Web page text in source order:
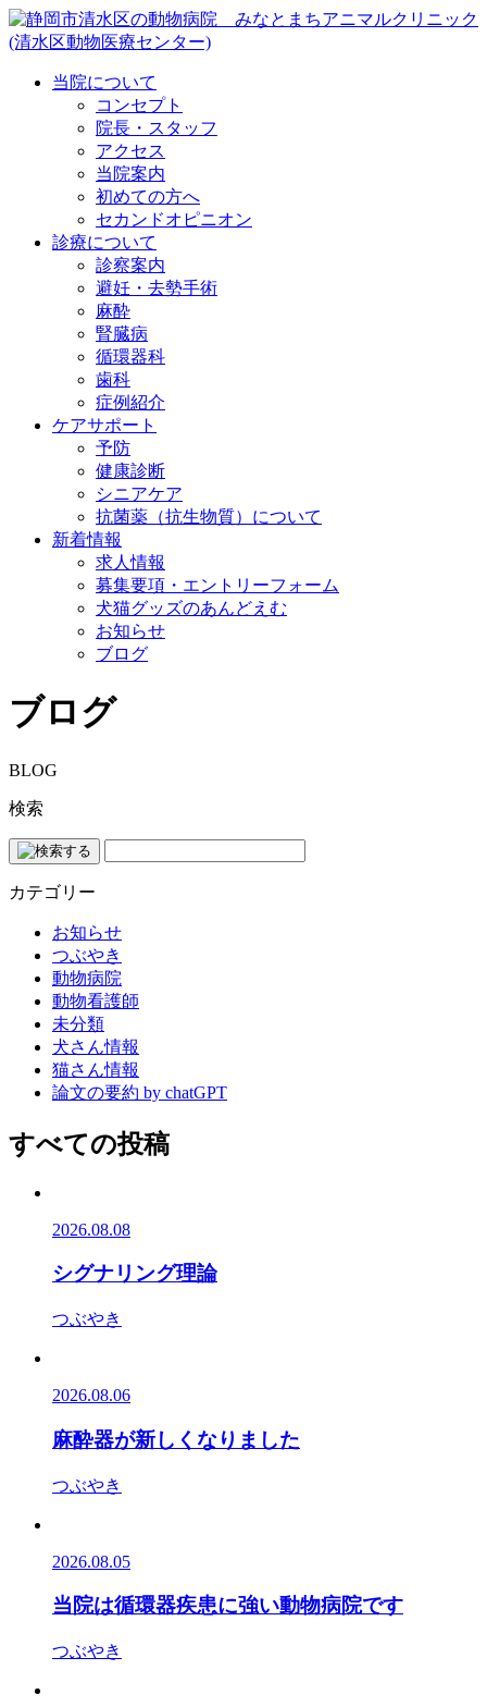
当院について
コンセプト
院長・スタッフ
アクセス
当院案内
初めての方へ
セカンドオピニオン
診療について
診察案内
避妊・去勢手術
麻酔
腎臓病
循環器科
歯科
症例紹介
ケアサポート
予防
健康診断
シニアケア
抗菌薬（抗生物質）について
新着情報
求人情報
募集要項・エントリーフォーム
犬猫グッズのあんどえむ
お知らせ
ブログ
ブログ
BLOG
検索
カテゴリー
お知らせ
つぶやき
動物病院
動物看護師
未分類
犬さん情報
猫さん情報
論文の要約 by chatGPT
すべての投稿
2026.08.08
シグナリング理論
つぶやき
2026.08.06
麻酔器が新しくなりました
つぶやき
2026.08.05
当院は循環器疾患に強い動物病院です
つぶやき